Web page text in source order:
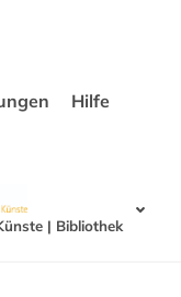
Hilfe
| Bibliothek